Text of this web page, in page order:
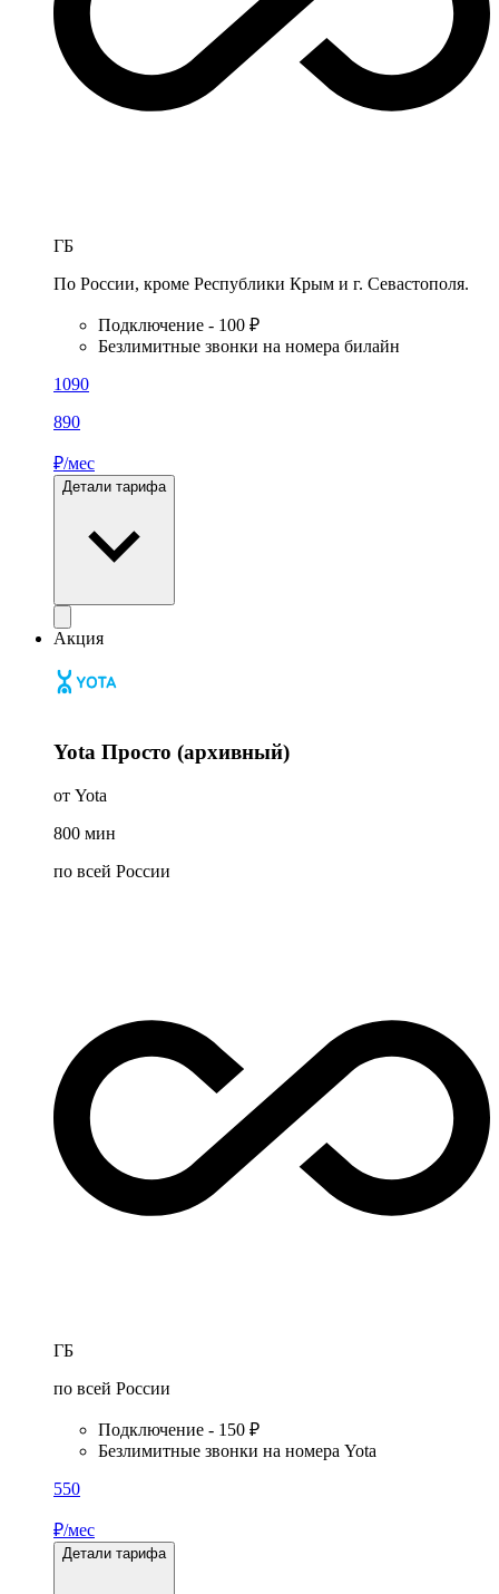
ГБ
По России, кроме Республики Крым и г. Севастополя.
Подключение - 100 ₽
Безлимитные звонки на номера билайн
1090
890
₽/мес
Детали тарифа
Акция
Yota Просто (архивный)
от Yota
800 мин
по всей России
ГБ
по всей России
Подключение - 150 ₽
Безлимитные звонки на номера Yota
550
₽/мес
Детали тарифа